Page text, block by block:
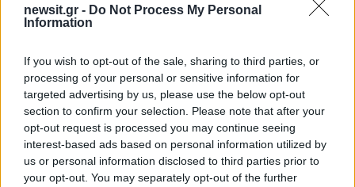
newsit.gr - Do Not Process My Personal
Information
If you wish to opt-out of the sale, sharing to third parties, or
processing of your personal or sensitive information for
targeted advertising by us, please use the below opt-out
section to confirm your selection. Please note that after your
opt-out request is processed you may continue seeing
interest-based ads based on personal information utilized by
us or personal information disclosed to third parties prior to
your opt-out. You may separately opt-out of the further
Αν τα χάσατε